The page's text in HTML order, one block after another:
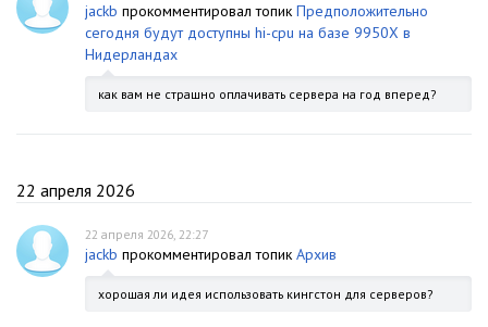
jackb прокомментировал топик Предположительно
сегодня будут доступны hi-cpu на базе 9950X в
Нидерландах
как вам не страшно оплачивать сервера на год вперед?
22 апреля 2026
22 апреля 2026, 22:27
jackb прокомментировал топик Архив
хорошая ли идея использовать кингстон для серверов?